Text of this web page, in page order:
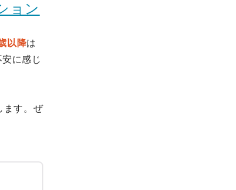
ョン
以降は
に感じ
ます。ぜ